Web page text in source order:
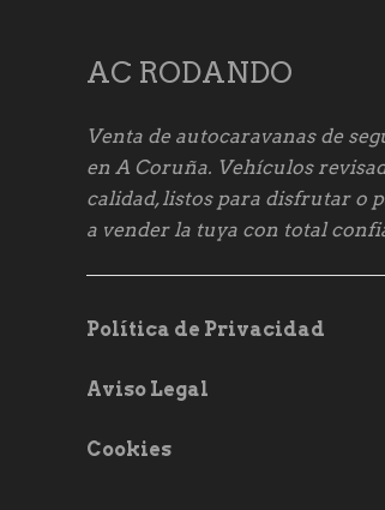
AC RODANDO
Venta de autocaravanas de
en A Coruña. Vehículos
calidad, listos para disfrutar o
a vender la tuya con total
Política de Privacidad
Aviso Legal
Cookies